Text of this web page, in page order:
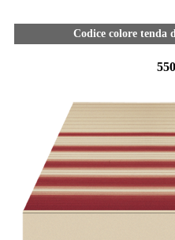
Codice colore tenda